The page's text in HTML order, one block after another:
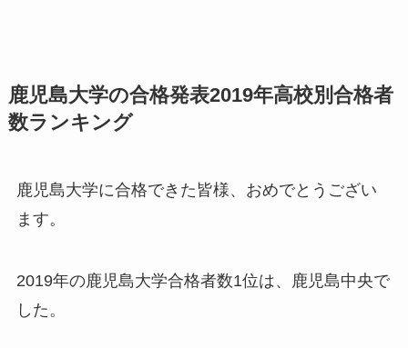
鹿児島大学の合格発表2019年高校別合格者
数ランキング
鹿児島大学に合格できた皆様、おめでとうござい
ます。
2019年の鹿児島大学合格者数1位は、鹿児島中央で
した。